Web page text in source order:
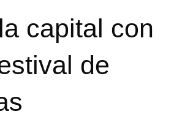
capital con
de